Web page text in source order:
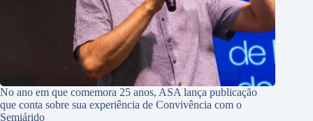
No ano em que comemora 25 anos, ASA lança publicação
que conta sobre sua experiência de Convivência com o
Semiárido